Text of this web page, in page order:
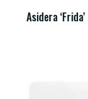
Asidera ‘Frida’